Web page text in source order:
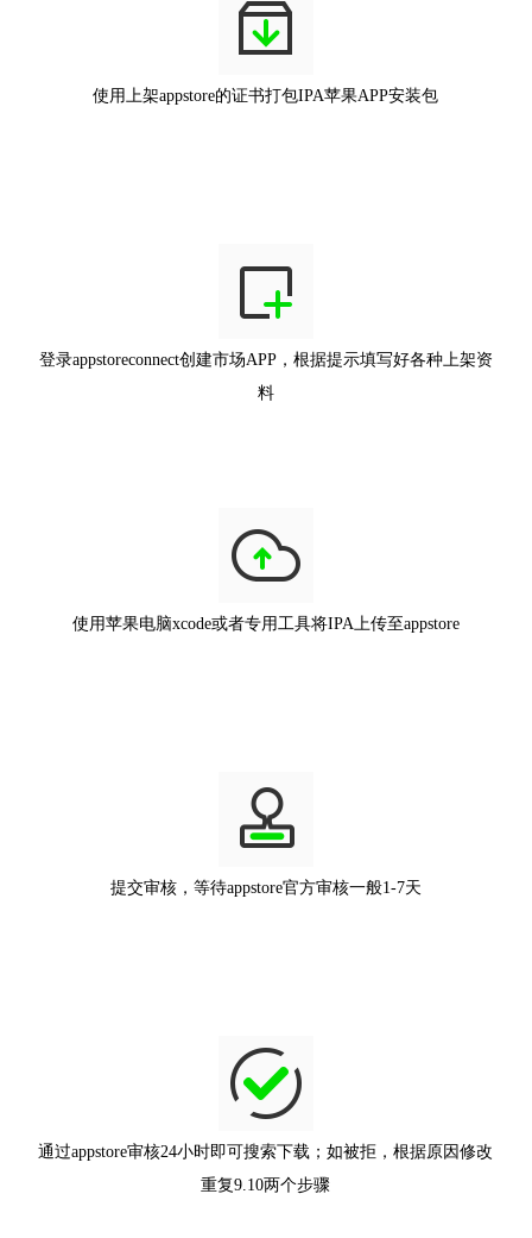
使用上架appstore的证书打包IPA苹果APP安装包
登录appstoreconnect创建市场APP，根据提示填写好各种上架资
料
使用苹果电脑xcode或者专用工具将IPA上传至appstore
提交审核，等待appstore官方审核一般1-7天
通过appstore审核24小时即可搜索下载；如被拒，根据原因修改
重复9.10两个步骤